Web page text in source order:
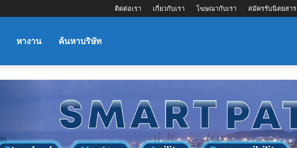
ติดต่อเรา เกี่ยวกับเรา โฆษณากับเรา สมัครรับนิตยสาร
หางาน ค้นหาบริษัท